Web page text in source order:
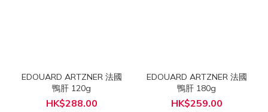
EDOUARD ARTZNER 法國
鴨肝 120g
HK$288.00
EDOUARD ARTZNER 法國
鴨肝 180g
HK$259.00